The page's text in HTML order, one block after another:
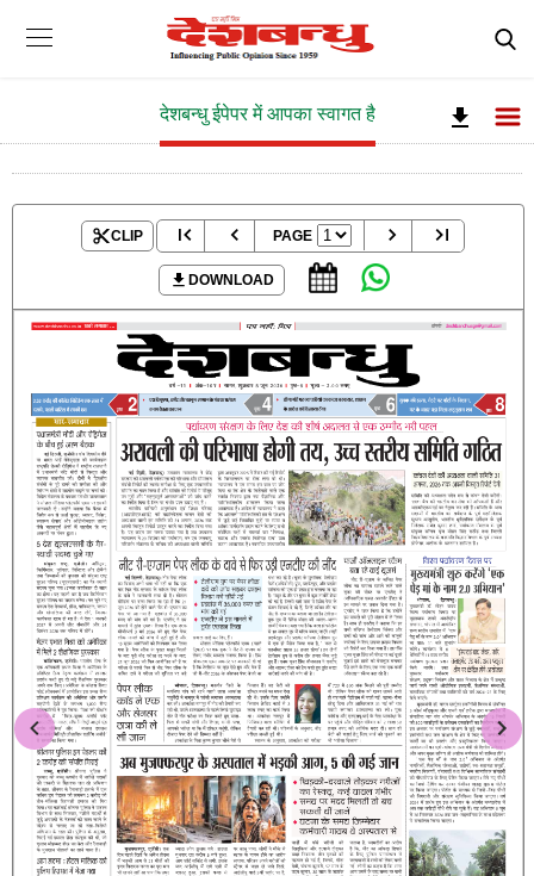
देशबन्धु ईपेपर में आपका स्वागत है
CLIP PAGE
DOWNLOAD